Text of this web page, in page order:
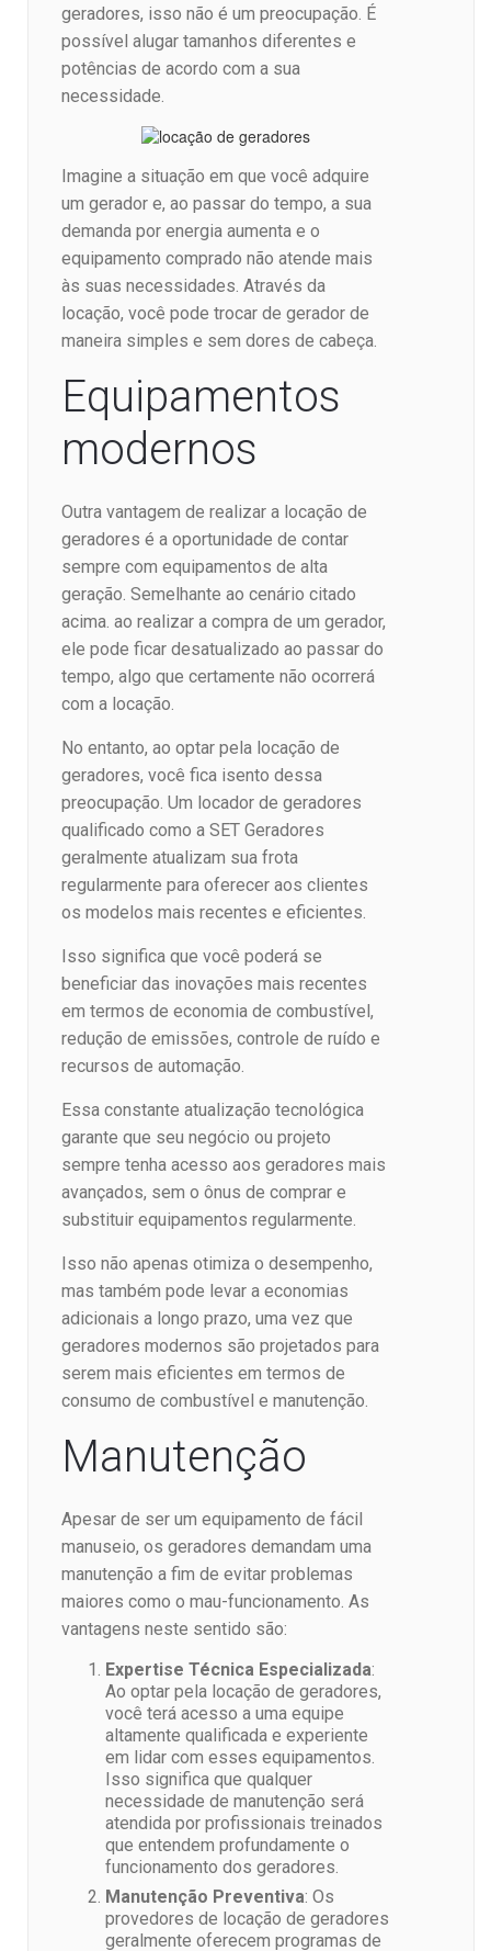
geradores, isso não é um preocupação. É
possível alugar tamanhos diferentes e
potências de acordo com a sua
necessidade.
Imagine a situação em que você adquire
um gerador e, ao passar do tempo, a sua
demanda por energia aumenta e o
equipamento comprado não atende mais
às suas necessidades. Através da
locação, você pode trocar de gerador de
maneira simples e sem dores de cabeça.
Equipamentos
modernos
Outra vantagem de realizar a locação de
geradores é a oportunidade de contar
sempre com equipamentos de alta
geração. Semelhante ao cenário citado
acima. ao realizar a compra de um gerador,
ele pode ficar desatualizado ao passar do
tempo, algo que certamente não ocorrerá
com a locação.
No entanto, ao optar pela locação de
geradores, você fica isento dessa
preocupação. Um locador de geradores
qualificado como a SET Geradores
geralmente atualizam sua frota
regularmente para oferecer aos clientes
os modelos mais recentes e eficientes.
Isso significa que você poderá se
beneficiar das inovações mais recentes
em termos de economia de combustível,
redução de emissões, controle de ruído e
recursos de automação.
Essa constante atualização tecnológica
garante que seu negócio ou projeto
sempre tenha acesso aos geradores mais
avançados, sem o ônus de comprar e
substituir equipamentos regularmente.
Isso não apenas otimiza o desempenho,
mas também pode levar a economias
adicionais a longo prazo, uma vez que
geradores modernos são projetados para
serem mais eficientes em termos de
consumo de combustível e manutenção.
Manutenção
Apesar de ser um equipamento de fácil
manuseio, os geradores demandam uma
manutenção a fim de evitar problemas
maiores como o mau-funcionamento. As
vantagens neste sentido são:
Expertise Técnica Especializada:
Ao optar pela locação de geradores,
você terá acesso a uma equipe
altamente qualificada e experiente
em lidar com esses equipamentos.
Isso significa que qualquer
necessidade de manutenção será
atendida por profissionais treinados
que entendem profundamente o
funcionamento dos geradores.
Manutenção Preventiva: Os
provedores de locação de geradores
geralmente oferecem programas de